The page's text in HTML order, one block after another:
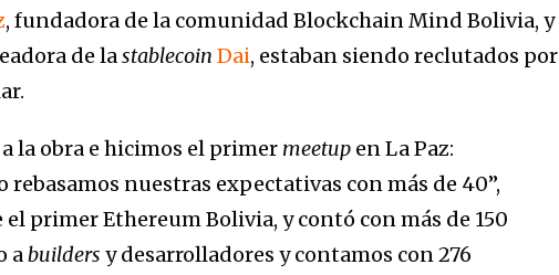
, fundadora de la comunidad Blockchain Mind Bolivia, y
de lastablecoin Dai, estaban siendo reclutados por
la obra e hicimos el primer meetup en La Paz:
nuestras expectativas con más de 40”,
primer Ethereum Bolivia, y contó con más de 150
abuildersy desarrolladores y contamos con 276